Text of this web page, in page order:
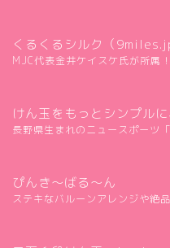
くるくるシルク（
MJC代表金井ケイスケ氏が所属！
けん玉をもっとシンプ
長野県生まれのニュースポーツ「
ぴんき～ばる～ん
ステキなバルーンアレンジや絶